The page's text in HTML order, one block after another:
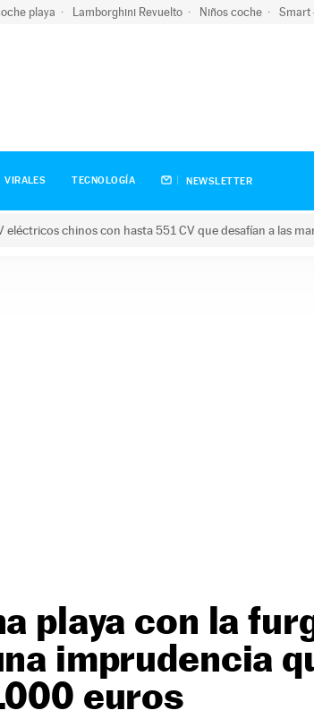
playa Lamborghini Revuelto Niños coche Smart
VIRALES TECNOLOGÍA NEWSLETTER
eléctricos chinos con hasta 551 CV que desafían a las
playa con la
imprudencia
euros